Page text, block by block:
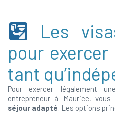
Les
pour
tant
Pour exercer légalement
entrepreneur à Maurice, vous
séjour adapté. Les options